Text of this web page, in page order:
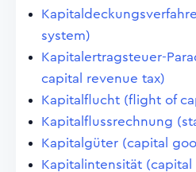
system)
Kapitalertragsteuer-
capital revenue tax)
Kapitalflucht (flight of
Kapitalflussrechnung
Kapitalgüter (capital
Kapitalintensität (capital